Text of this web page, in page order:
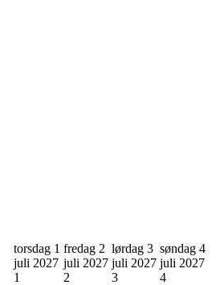
torsdag 1
juli 2027
1
fredag 2
juli 2027
2
lørdag 3
juli 2027
3
søndag 4
juli 2027
4